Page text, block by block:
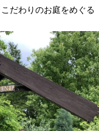
だわりのお庭をめぐる